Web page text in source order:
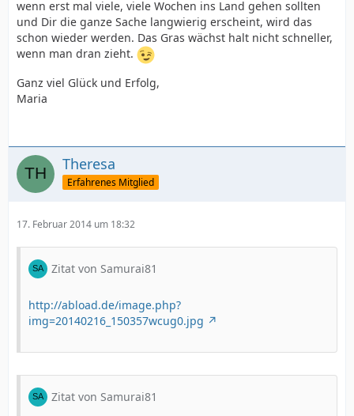
wenn erst mal viele, viele Wochen ins Land gehen sollten
und Dir die ganze Sache langwierig erscheint, wird das
schon wieder werden. Das Gras wächst halt nicht schneller,
wenn man dran zieht.
Ganz viel Glück und Erfolg,
Maria
Theresa
Erfahrenes Mitglied
17. Februar 2014 um 18:32
Zitat von Samurai81
http://abload.de/image.php?
img=20140216_150357wcug0.jpg
Zitat von Samurai81